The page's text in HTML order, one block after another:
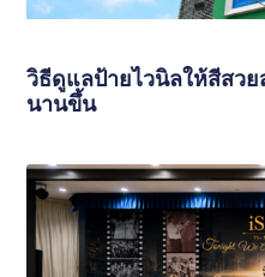
วิธีดูแลป้ายไวนิลให้สีสว
นานขึ้น